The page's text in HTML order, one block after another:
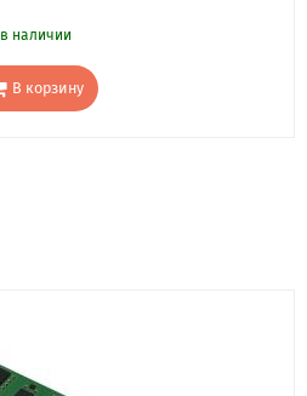
в наличии
В корзину